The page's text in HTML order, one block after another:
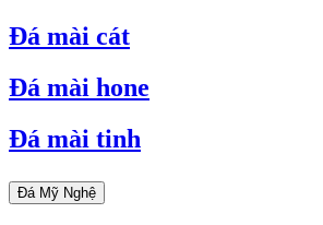
Đá mài cát
Đá mài hone
Đá mài tinh
Đá Mỹ Nghệ